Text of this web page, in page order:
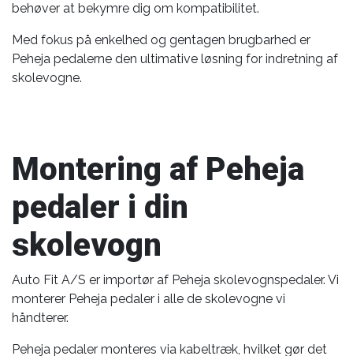
behøver at bekymre dig om kompatibilitet.
Med fokus på enkelhed og gentagen brugbarhed er
Peheja pedalerne den ultimative løsning for indretning af
skolevogne.
Montering af Peheja
pedaler i din
skolevogn
Auto Fit A/S er importør af Peheja skolevognspedaler. Vi
monterer Peheja pedaler i alle de skolevogne vi
håndterer.
Peheja pedaler monteres via kabeltræk, hvilket gør det